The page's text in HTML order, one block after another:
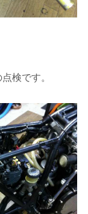
検です。